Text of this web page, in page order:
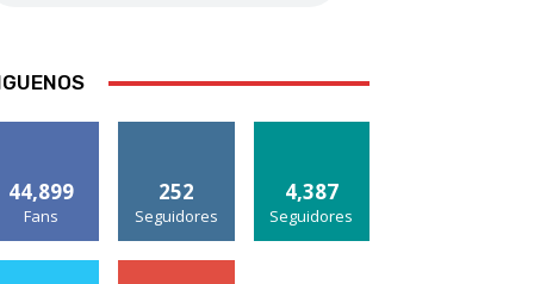
44,899
Fans
252
Seguidores
4,387
Seguidores